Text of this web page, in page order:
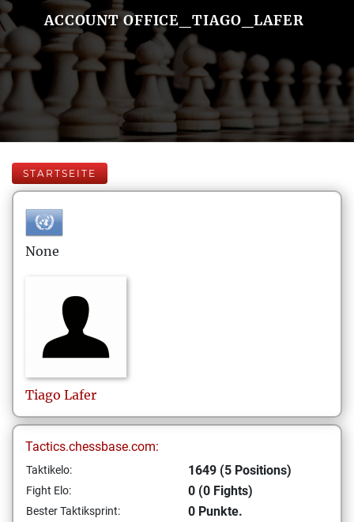
ACCOUNT OFFICE_TIAGO_LAFER
STARTSEITE
None
Tiago Lafer
Tactics.chessbase.com:
Taktikelo: 1649 (5 Positions)
Fight Elo: 0 (0 Fights)
Bester Taktiksprint: 0 Punkte.